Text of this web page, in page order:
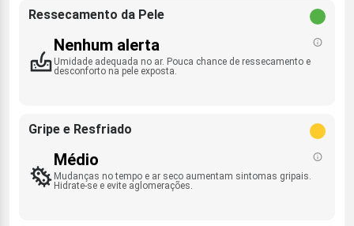
Ressecamento da Pele
Nenhum alerta
Umidade adequada no ar. Pouca chance de ressecamento e
desconforto na pele exposta.
Gripe e Resfriado
Médio
Mudanças no tempo e ar seco aumentam sintomas gripais.
Hidrate-se e evite aglomerações.